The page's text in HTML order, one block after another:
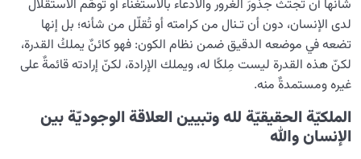
شأنها أن تجتثّ جذورَ الغرور والادعاء بالاستغناء أو توهُّم الاستقلال
لدى الإنسان، دون أن تـنال من کرامته أو تُقلّل من شأنه؛ بل إنها
تضعه في موضعه الدقیق ضمن نظام الکون: فهو کائنٌ يملكُ القدرة،
لکنّ هذه القدرة لیست مِلکًا له، ویملك الإرادة، لکنّ إرادته قائمةٌ على
غیره ومستمدةٌ منه.
الملكيّة الحقيقيّة لله وتبيين العلاقة الوجوديّة بين
الإنسان والله